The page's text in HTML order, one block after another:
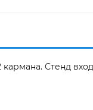
Стенд